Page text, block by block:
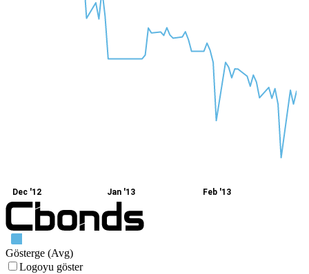
Dec '12 Jan '13 Feb '13
Gösterge (Avg)
Logoyu göster